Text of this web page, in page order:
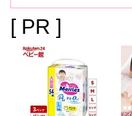
[ PR ]